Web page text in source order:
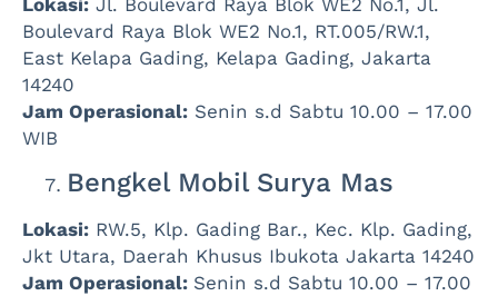
Boulevard Raya Blok WE2 No.1, RT.005/RW.1,
East Kelapa Gading, Kelapa Gading, Jakarta
14240
Jam Operasional: Senin s.d Sabtu 10.00 – 17.00
WIB
Bengkel Mobil Surya Mas
Lokasi: RW.5, Klp. Gading Bar., Kec. Klp. Gading,
Jkt Utara, Daerah Khusus Ibukota Jakarta 14240
Jam Operasional: Senin s.d Sabtu 10.00 – 17.00